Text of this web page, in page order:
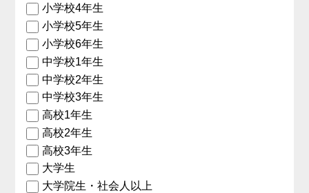
小学校4年生
小学校5年生
小学校6年生
中学校1年生
中学校2年生
中学校3年生
高校1年生
高校2年生
高校3年生
大学生
大学院生・社会人以上